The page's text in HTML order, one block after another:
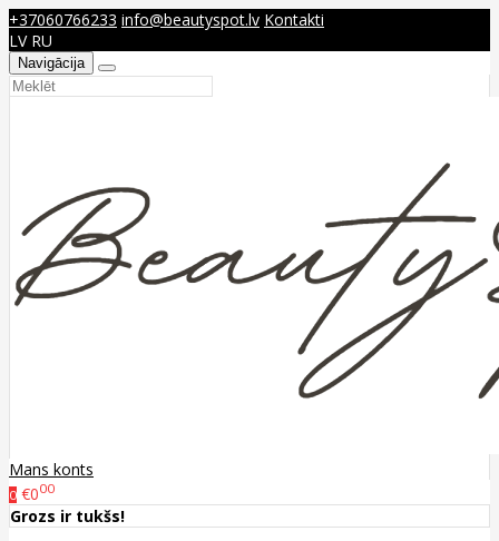
+37060766233 info@beautyspot.lv Kontakti
LV RU
Navigācija
Mans konts
0 €000
Grozs ir tukšs!